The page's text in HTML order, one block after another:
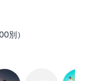
別）